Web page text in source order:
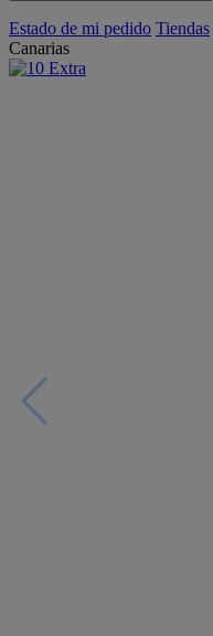
Estado de mi pedido Tiendas
Canarias